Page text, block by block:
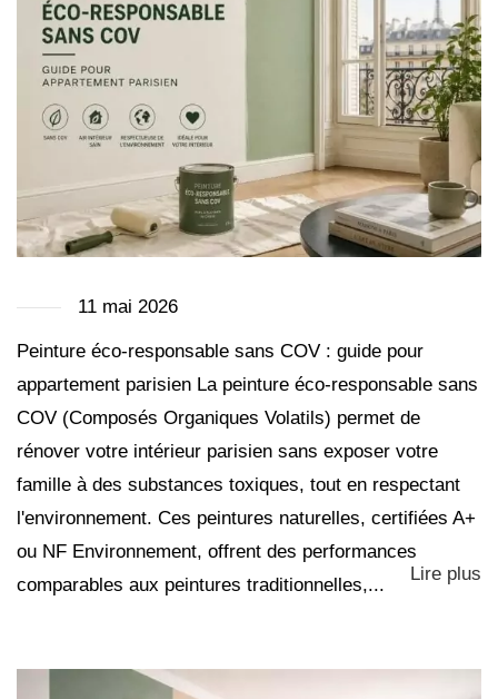
11 mai 2026
Peinture éco-responsable sans COV : guide pour
appartement parisien La peinture éco-responsable sans
COV (Composés Organiques Volatils) permet de
rénover votre intérieur parisien sans exposer votre
famille à des substances toxiques, tout en respectant
l'environnement. Ces peintures naturelles, certifiées A+
ou NF Environnement, offrent des performances
comparables aux peintures traditionnelles,...
Lire plus